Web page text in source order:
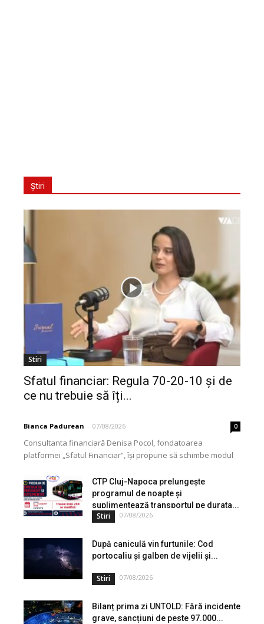
Știri
Stiri
Sfatul financiar: Regula 70-20-10 și de
ce nu trebuie să îți...
Bianca Padurean - 07/08/2026 0
Consultanta financiară Denisa Pocol, fondatoarea
platformei „Sfatul Financiar”, își propune să schimbe modul
de peste...
CTP Cluj-Napoca prelungește
programul de noapte și
suplimentează transportul pe durata...
Stiri 07/08/2026
După caniculă vin furtunile: Cod
portocaliu și galben de vijelii și...
Stiri 07/08/2026
Bilanț prima zi UNTOLD: Fără incidente
grave, sancțiuni de peste 97.000...